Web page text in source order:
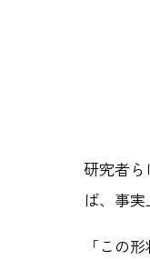
研究者
ば、事
「この